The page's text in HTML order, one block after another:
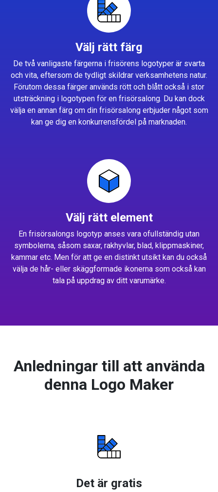
Välj rätt färg
De två vanligaste färgerna i frisörens logotyper är svarta
och vita, eftersom de tydligt skildrar verksamhetens natur.
Förutom dessa färger används rött och blått också i stor
utsträckning i logotypen för en frisörsalong. Du kan dock
välja en annan färg om din frisörsalong erbjuder något som
kan ge dig en konkurrensfördel på marknaden.
Välj rätt element
En frisörsalongs logotyp anses vara ofullständig utan
symbolerna, såsom saxar, rakhyvlar, blad, klippmaskiner,
kammar etc. Men för att ge en distinkt utsikt kan du också
välja de hår- eller skäggformade ikonerna som också kan
tala på uppdrag av ditt varumärke.
Anledningar till att använda
denna Logo Maker
Det är gratis